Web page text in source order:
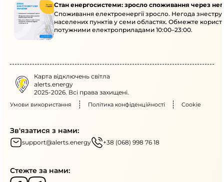
Стан енергосистеми: зросло споживання через
Споживання електроенергії зросло. Негода
населених пунктів у семи областях. Обмежте
потужними електроприладами 10:00–23:00.
Карта відключень світла
alerts.energy
2025-2026. Всі права захищені.
Умови використання Політика конфіденційності Cookie
Зв'язатися з нами:
support@alerts.energy +38 (068) 998 76 18
Стежте за нами: